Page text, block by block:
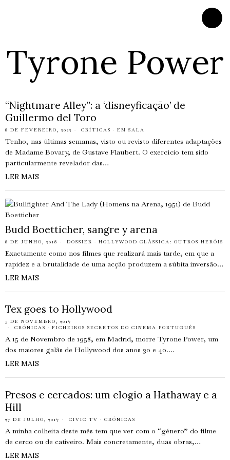
Tyrone Power
“Nightmare Alley”: a ‘disneyficação’ de
Guillermo del Toro
8 DE FEVEREIRO, 2022 CRÍTICAS · EM SALA
Tenho, nas últimas semanas, visto ou revisto diferentes adaptações
de Madame Bovary, de Gustave Flaubert. O exercício tem sido
particularmente revelador das…
LER MAIS
Budd Boetticher, sangre y arena
8 DE JUNHO, 2018 DOSSIER · HOLLYWOOD CLÁSSICA: OUTROS HERÓIS
Exactamente como nos filmes que realizará mais tarde, em que a
rapidez e a brutalidade de uma acção produzem a súbita inversão…
LER MAIS
Tex goes to Hollywood
5 DE NOVEMBRO, 2017
CRÓNICAS · FICHEIROS SECRETOS DO CINEMA PORTUGUÊS
A 15 de Novembro de 1958, em Madrid, morre Tyrone Power, um
dos maiores galãs de Hollywood dos anos 30 e 40.…
LER MAIS
Presos e cercados: um elogio a Hathaway e a
Hill
27 DE JULHO, 2017 CIVIC TV · CRÓNICAS
A minha colheita deste mês tem que ver com o “género” do filme
de cerco ou de cativeiro. Mais concretamente, duas obras,…
LER MAIS